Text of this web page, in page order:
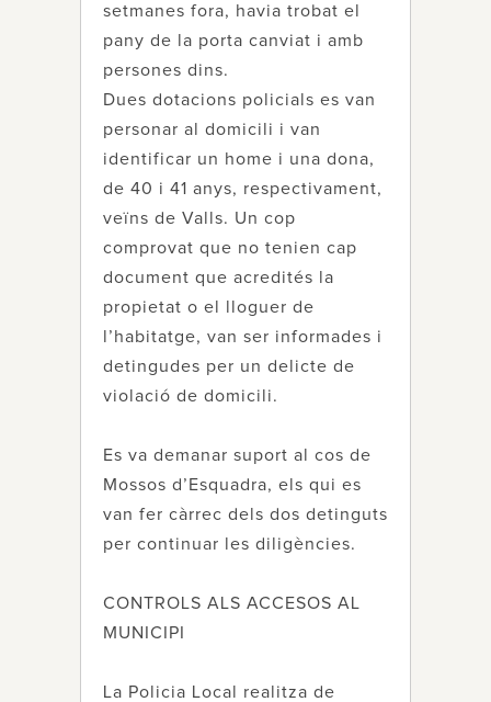
setmanes fora, havia trobat el
pany de la porta canviat i amb
persones dins.
Dues dotacions policials es van
personar al domicili i van
identificar un home i una dona,
de 40 i 41 anys, respectivament,
veïns de Valls. Un cop
comprovat que no tenien cap
document que acredités la
propietat o el lloguer de
l’habitatge, van ser informades i
detingudes per un delicte de
violació de domicili.
Es va demanar suport al cos de
Mossos d’Esquadra, els qui es
van fer càrrec dels dos detinguts
per continuar les diligències.
CONTROLS ALS ACCESOS AL
MUNICIPI
La Policia Local realitza de